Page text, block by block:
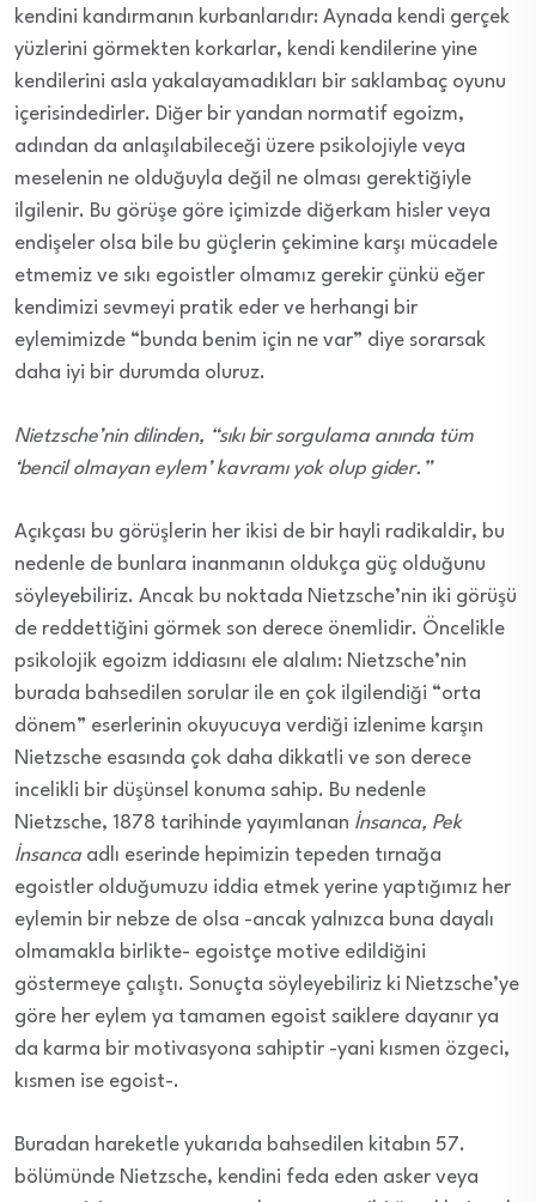
kendini kandırmanın kurbanlarıdır: Aynada kendi gerçek
yüzlerini görmekten korkarlar, kendi kendilerine yine
kendilerini asla yakalayamadıkları bir saklambaç oyunu
içerisindedirler. Diğer bir yandan normatif egoizm,
adından da anlaşılabileceği üzere psikolojiyle veya
meselenin ne olduğuyla değil ne olması gerektiğiyle
ilgilenir. Bu görüşe göre içimizde diğerkam hisler veya
endişeler olsa bile bu güçlerin çekimine karşı mücadele
etmemiz ve sıkı egoistler olmamız gerekir çünkü eğer
kendimizi sevmeyi pratik eder ve herhangi bir
eylemimizde “bunda benim için ne var” diye sorarsak
daha iyi bir durumda oluruz.
Nietzsche’nin dilinden, “sıkı bir sorgulama anında tüm
‘bencil olmayan eylem’ kavramı yok olup gider.”
Açıkçası bu görüşlerin her ikisi de bir hayli radikaldir, bu
nedenle de bunlara inanmanın oldukça güç olduğunu
söyleyebiliriz. Ancak bu noktada Nietzsche’nin iki görüşü
de reddettiğini görmek son derece önemlidir. Öncelikle
psikolojik egoizm iddiasını ele alalım: Nietzsche’nin
burada bahsedilen sorular ile en çok ilgilendiği “orta
dönem” eserlerinin okuyucuya verdiği izlenime karşın
Nietzsche esasında çok daha dikkatli ve son derece
incelikli bir düşünsel konuma sahip. Bu nedenle
Nietzsche, 1878 tarihinde yayımlanan İnsanca, Pek
İnsanca adlı eserinde hepimizin tepeden tırnağa
egoistler olduğumuzu iddia etmek yerine yaptığımız her
eylemin bir nebze de olsa -ancak yalnızca buna dayalı
olmamakla birlikte- egoistçe motive edildiğini
göstermeye çalıştı. Sonuçta söyleyebiliriz ki Nietzsche’ye
göre her eylem ya tamamen egoist saiklere dayanır ya
da karma bir motivasyona sahiptir -yani kısmen özgeci,
kısmen ise egoist-.
Buradan hareketle yukarıda bahsedilen kitabın 57.
bölümünde Nietzsche, kendini feda eden asker veya